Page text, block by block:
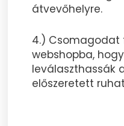
átvevőhelyre.
4.) Csomagodat
webshopba,
leválaszthassák
előszeretett